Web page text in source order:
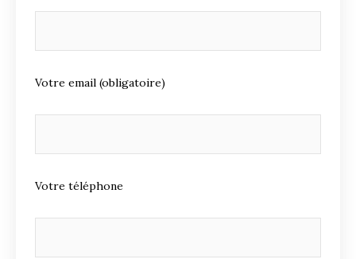
Votre email (obligatoire)
Votre téléphone